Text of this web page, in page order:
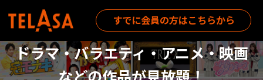
すでに会員の方はこちらから
ドラマ・バラエティ・アニメ・映画